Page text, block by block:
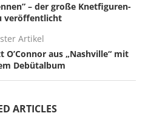
– der große Knetfiguren-
veröffentlicht
Artikel
O’Connor aus „Nashville“ mit
Debütalbum
ARTICLES